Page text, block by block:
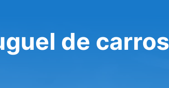
de carros